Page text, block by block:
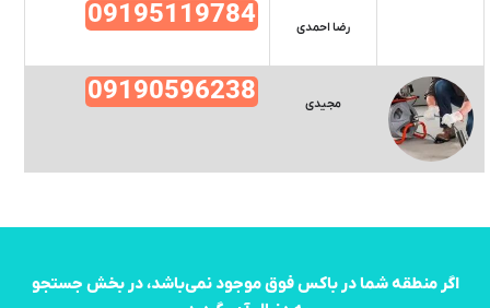
رضا احمدی 09195119784
مجیدی 09190596238
اگر منطقه شما در باکس فوق موجود نمی‌باشد، در بخش جستجو